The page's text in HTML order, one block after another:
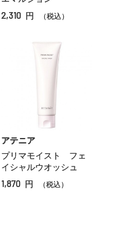
2,310 円 （税込）
アテニア
プリマモイスト フェ
イシャルウオッシュ
1,870 円 （税込）